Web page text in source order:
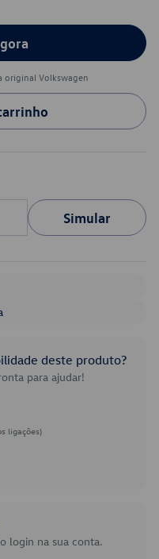
original Volkswagen
Simular
deste produto?
para ajudar!
ligações)
login na sua conta.